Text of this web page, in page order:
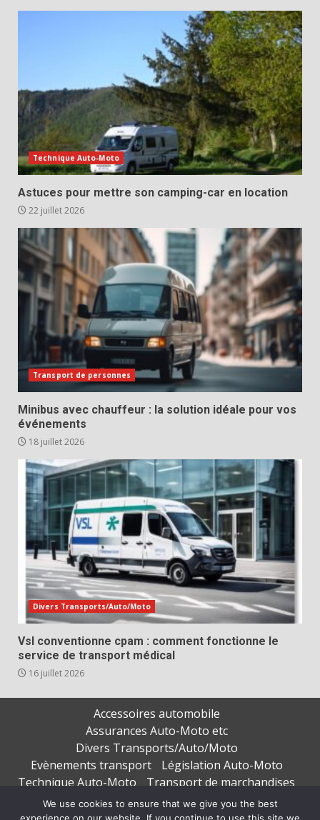
Technique Auto-Moto
Astuces pour mettre son camping-car en location
22 juillet 2026
Transport de personnes
Minibus avec chauffeur : la solution idéale pour vos
événements
18 juillet 2026
Divers Transports/Auto/Moto
Vsl conventionne cpam : comment fonctionne le
service de transport médical
16 juillet 2026
Accessoires automobile
Assurances Auto-Moto etc
Divers Transports/Auto/Moto
Evènements transport
Législation Auto-Moto
Technique Auto-Moto
Transport de marchandises
Transport de personnes
We use cookies to ensure that we give you the best